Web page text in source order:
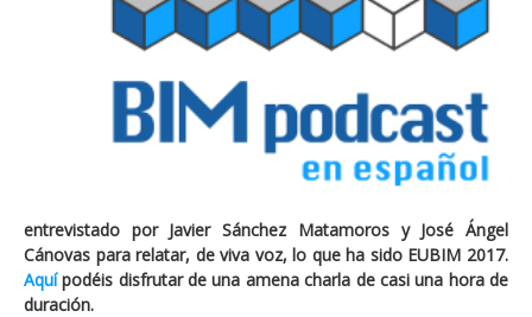
entrevistado por Javier Sánchez Matamoros y José Ángel
Cánovas para relatar, de viva voz, lo que ha sido EUBIM 2017.
Aquípodéis disfrutar de una amena charla de casi una hora de
duración.